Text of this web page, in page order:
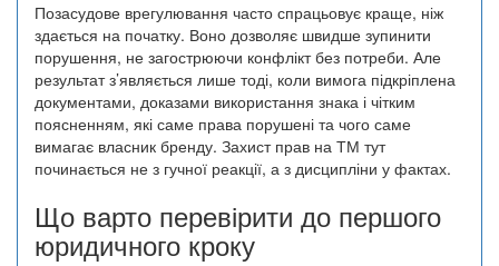
Позасудове врегулювання часто спрацьовує краще, ніж
здається на початку. Воно дозволяє швидше зупинити
порушення, не загострюючи конфлікт без потреби. Але
результат з’являється лише тоді, коли вимога підкріплена
документами, доказами використання знака і чітким
поясненням, які саме права порушені та чого саме
вимагає власник бренду. Захист прав на ТМ тут
починається не з гучної реакції, а з дисципліни у фактах.
Що варто перевірити до першого
юридичного кроку